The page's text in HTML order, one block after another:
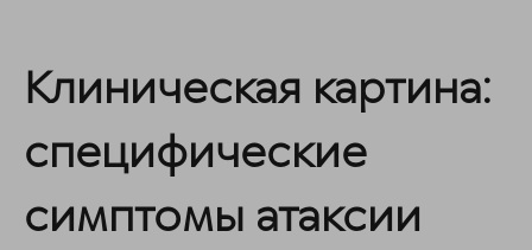
Клиническая картина:
специфические
симптомы атаксии